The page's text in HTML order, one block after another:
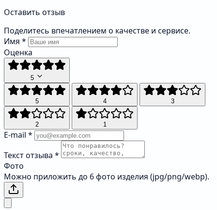
Оставить отзыв
Поделитесь впечатлением о качестве и сервисе.
Имя *
Оценка
5
5 4 3
2 1
E-mail *
Текст отзыва *
Фото
Можно приложить до 6 фото изделия (jpg/png/webp).